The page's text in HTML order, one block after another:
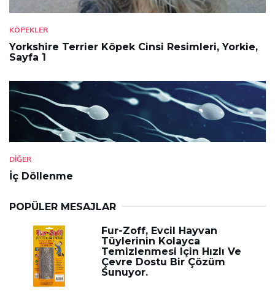
KÖPEKLER
Yorkshire Terrier Köpek Cinsi Resimleri, Yorkie,
Sayfa 1
DIĞER
İç Döllenme
POPÜLER MESAJLAR
Fur-Zoff, Evcil Hayvan
Tüylerinin Kolayca
Temizlenmesi Için Hızlı Ve
Çevre Dostu Bir Çözüm
Sunuyor.